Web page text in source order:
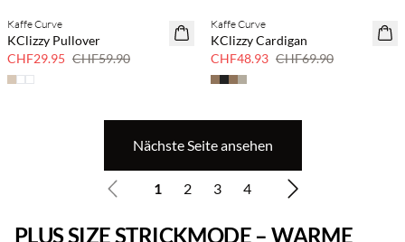
SAVE20
50 % Rabatt
Kaffe Curve
KClizzy Pullover
CHF29.95 CHF59.90
SAVE20
30 % Rabatt
Kaffe Curve
KClizzy Cardigan
CHF48.93 CHF69.90
Nächste Seite ansehen
1 2 3 4
PLUS SIZE STRICKMODE – WARME